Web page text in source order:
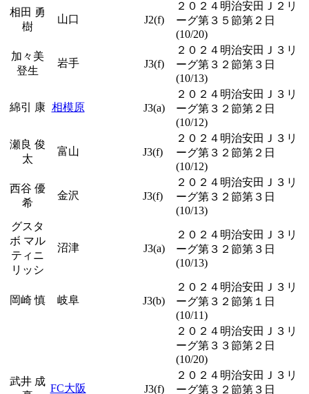
相田 勇
樹
山口 J2(f)
２０２４明治安田Ｊ２リ
ーグ第３５節第２日
(10/20)
加々美
登生
岩手 J3(f)
２０２４明治安田Ｊ３リ
ーグ第３２節第３日
(10/13)
綿引 康 相模原 J3(a)
２０２４明治安田Ｊ３リ
ーグ第３２節第２日
(10/12)
瀬良 俊
太
富山 J3(f)
２０２４明治安田Ｊ３リ
ーグ第３２節第２日
(10/12)
西谷 優
希
金沢 J3(f)
２０２４明治安田Ｊ３リ
ーグ第３２節第３日
(10/13)
グスタ
ボ マル
ティニ
リッシ
沼津 J3(a)
２０２４明治安田Ｊ３リ
ーグ第３２節第３日
(10/13)
岡崎 慎 岐阜 J3(b)
２０２４明治安田Ｊ３リ
ーグ第３２節第１日
(10/11)
２０２４明治安田Ｊ３リ
ーグ第３３節第２日
(10/20)
武井 成
FC大阪 J3(f)
２０２４明治安田Ｊ３リ
ーグ第３２節第３日